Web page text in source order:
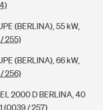
(BERLINA), 55 kW,
255)
(BERLINA), 66 kW,
256)
2000 D BERLINA, 40
(0039 / 257)